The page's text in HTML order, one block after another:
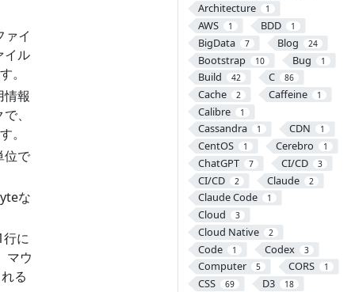
Architecture 1
AWS 1 BDD 1
BigData 7 Blog 24
Bootstrap 10 Bug 1
Build 42 C 86
Cache 2 Caffeine 1
Calibre 1
Cassandra 1 CDN 1
CentOS 1 Cerebro 1
ChatGPT 7 CI/CD 3
CI/CD 2 Claude 2
Claude Code 1
Cloud 3
Cloud Native 2
Code 1 Codex 3
Computer 5 CORS 1
CSS 69 D3 18
ァイ
イル
。
報
、
。
位で
な
行に
マウ
る